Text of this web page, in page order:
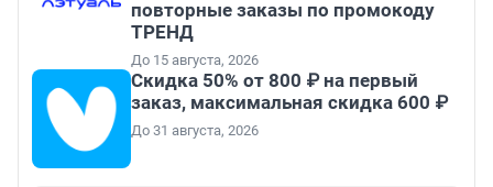
повторные заказы по промокоду
ТРЕНД
До 15 августа, 2026
Скидка 50% от 800 ₽ на первый
заказ, максимальная скидка 600 ₽
До 31 августа, 2026